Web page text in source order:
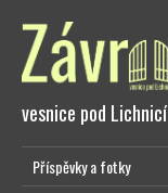
vesnice pod Lichnicí
Příspěvky a fotky